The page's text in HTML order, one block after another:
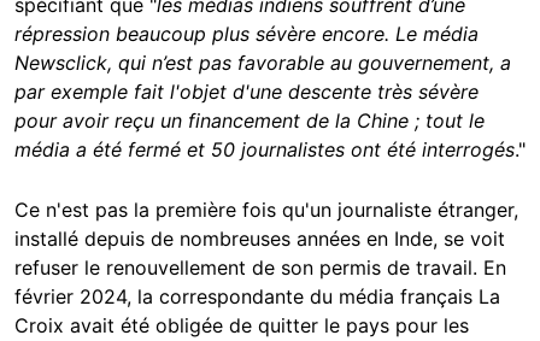
spécifiant que "les médias indiens souffrent d’une
répression beaucoup plus sévère encore. Le média
Newsclick, qui n’est pas favorable au gouvernement, a
par exemple fait l'objet d'une descente très sévère
pour avoir reçu un financement de la Chine ; tout le
média a été fermé et 50 journalistes ont été interrogés."
Ce n'est pas la première fois qu'un journaliste étranger,
installé depuis de nombreuses années en Inde, se voit
refuser le renouvellement de son permis de travail. En
février 2024, la correspondante du média français La
Croix avait été obligée de quitter le pays pour les